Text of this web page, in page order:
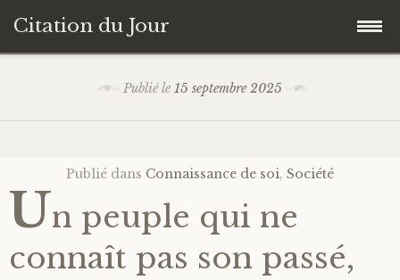
Citation du Jour
contenu
Savoir-être
Publié le15 septembre 2025
Publié dans Connaissance de soi, Société
Un peuple qui ne
connaît pas son passé,